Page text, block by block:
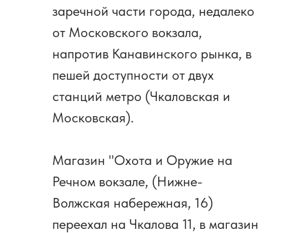
заречной части города, недалеко
от Московского вокзала,
напротив Канавинского рынка, в
пешей доступности от двух
станций метро (Чкаловская и
Московская).
Магазин "Охота и Оружие на
Речном вокзале, (Нижне-
Волжская набережная, 16)
переехал на Чкалова 11, в магазин